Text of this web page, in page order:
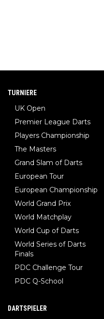
TURNIERE
UK Open
Premier League Darts
Players Championship
The Masters
Grand Slam of Darts
European Tour
European Championship
World Grand Prix
World Matchplay
World Cup of Darts
World Series of Darts
Finals
PDC Challenge Tour
PDC Q-School
DARTSPIELER